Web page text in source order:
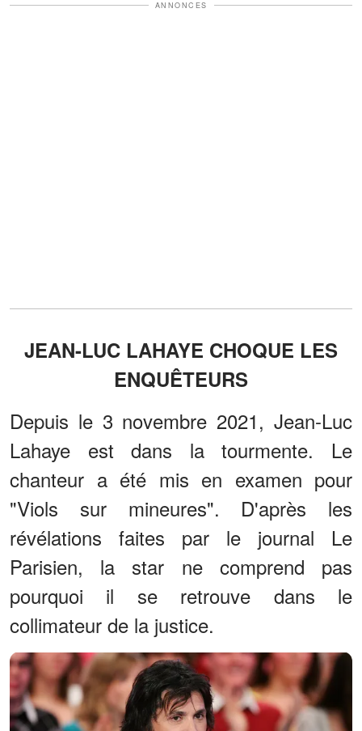
ANNONCES
JEAN-LUC LAHAYE CHOQUE LES
ENQUÊTEURS
Depuis le 3 novembre 2021, Jean-Luc
Lahaye est dans la tourmente. Le
chanteur a été mis en examen pour
"Viols sur mineures". D'après les
révélations faites par le journal Le
Parisien, la star ne comprend pas
pourquoi il se retrouve dans le
collimateur de la justice.